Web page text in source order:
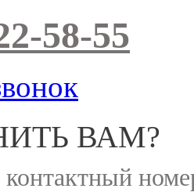
58-55
ВАМ?
контактный